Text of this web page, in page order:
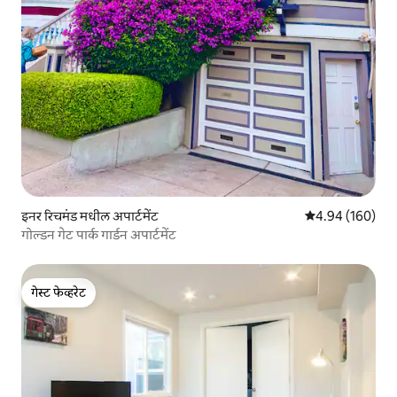
इनर रिचमंड मधील अपार्टमेंट 5 पैकी 4.94
4.94 (160)
गोल्डन गेट पार्क गार्डन अपार्टमेंट
गेस्ट फेव्हरेट
गेस्ट फेव्हरेट